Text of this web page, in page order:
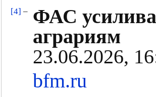
[4] – ФАС
аграриям
23.06.2026,
bfm.ru